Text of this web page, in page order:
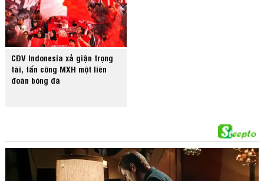
CĐV Indonesia xả giận trọng
tài, tấn công MXH một liên
đoàn bóng đá